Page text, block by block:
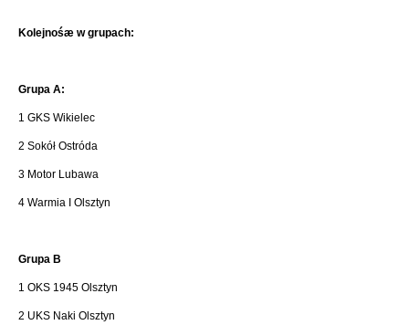
Kolejnośæ w grupach:
Grupa A:
1 GKS Wikielec
2 Sokół Ostróda
3 Motor Lubawa
4 Warmia I Olsztyn
Grupa B
1 OKS 1945 Olsztyn
2 UKS Naki Olsztyn